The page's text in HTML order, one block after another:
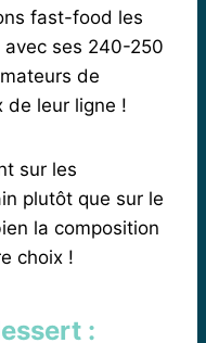
fast-food les
avec ses 240-250
de
de leur ligne !
sur les
plutôt que sur le
la composition
choix !
: